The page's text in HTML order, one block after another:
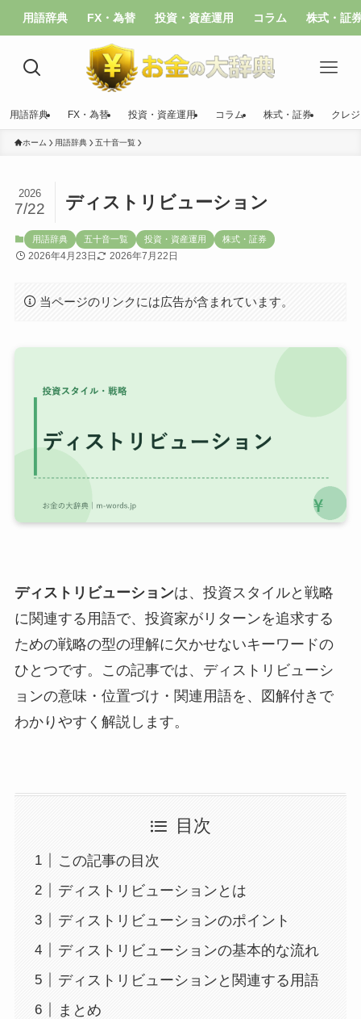
用語辞典 FX・為替 投資・資産運用 コラム 株式・証
用語辞典 FX・為替 投資・資産運用 コラム 株式・証券 クレ
ホーム 用語辞典 五十音一覧
ディストリビューション
2026
7/22
用語辞典 五十音一覧 投資・資産運用 株式・証券
2026年4月23日 2026年7月22日
当ページのリンクには広告が含まれています。
ディストリビューションは、投資スタイルと戦略
に関連する用語で、投資家がリターンを追求する
ための戦略の型の理解に欠かせないキーワードの
ひとつです。この記事では、ディストリビューシ
ョンの意味・位置づけ・関連用語を、図解付きで
わかりやすく解説します。
目次
この記事の目次
ディストリビューションとは
ディストリビューションのポイント
ディストリビューションの基本的な流れ
ディストリビューションと関連する用語
まとめ